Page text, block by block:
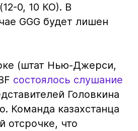
0, 10 КО). В
GGG будет лишен
(штат Нью-Джерси,
состоялось слушание
Головкина
Команда казахстанца
отсрочке, что